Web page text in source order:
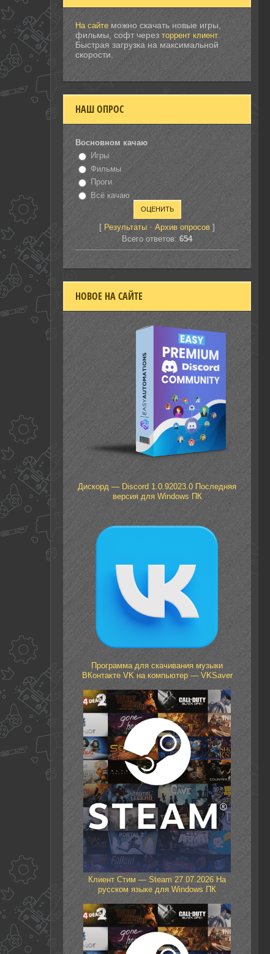
На сайте можно скачать новые игры,
фильмы, софт через торрент клиент
Быстрая загрузка на максимальной
скорости.
НАШ ОПРОС
Восновном качаю
Игры
Фильмы
Проги
Всё качаю
[ Результаты·Архив опросов ]
Всего ответов:654
НОВОЕ НА САЙТЕ
Дискорд — Discord 1.0.92023.0 Последняя
версия для Windows ПК
Программа для скачивания музыки
ВКонтакте VK на компьютер — VKSaver
Клиент Стим — Steam 27.07.2026 На
русском языке для Windows ПК